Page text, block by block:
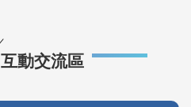
互動交流區